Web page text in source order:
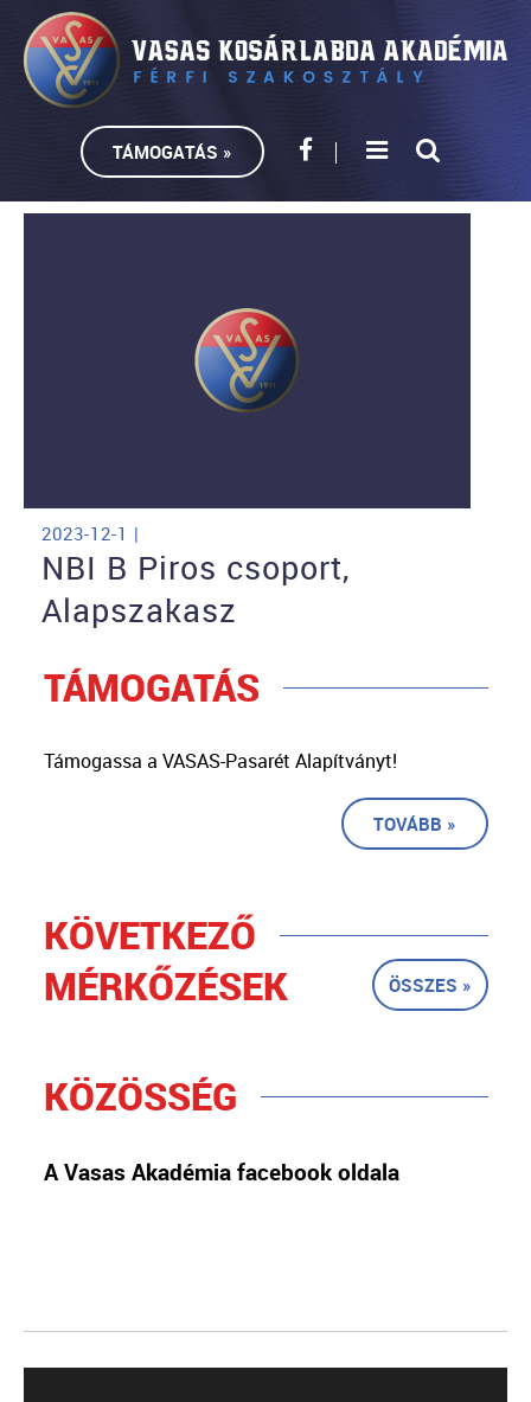
TÁMOGATÁS »
2023-12-1 |
NBI B Piros csoport,
Alapszakasz
TÁMOGATÁS
Támogassa a VASAS-Pasarét Alapítványt!
TOVÁBB »
KÖVETKEZŐ
MÉRKŐZÉSEK
ÖSSZES »
KÖZÖSSÉG
A Vasas Akadémia facebook oldala